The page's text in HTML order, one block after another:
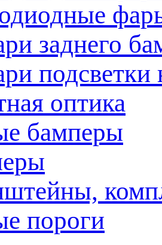
заднего
подсветки
оптика
бамперы
пороги